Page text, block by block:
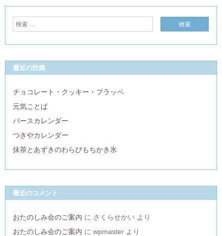
最近の投稿
チョコレート・クッキー・フラッペ
元気ことば
バースカレンダー
つきやカレンダー
抹茶とあずきのわらびもちかき氷
最近のコメント
おたのしみ会のご案内 に さくらせかい より
おたのしみ会のご案内 に wpmaster より